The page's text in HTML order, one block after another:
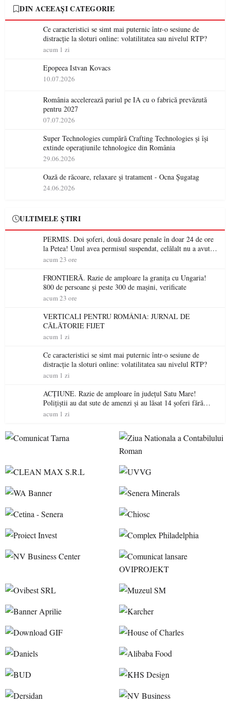
DIN ACEEAȘI CATEGORIE
Ce caracteristici se simt mai puternic într-o sesiune de
distracție la sloturi online: volatilitatea sau nivelul RTP?
acum 1 zi
Epopeea Istvan Kovacs
10.07.2026
România accelerează pariul pe IA cu o fabrică prevăzută
pentru 2027
07.07.2026
Super Technologies cumpără Crafting Technologies și își
extinde operațiunile tehnologice din România
29.06.2026
Oază de răcoare, relaxare și tratament - Ocna Șugatag
24.06.2026
ULTIMELE ȘTIRI
PERMIS. Doi șoferi, două dosare penale în doar 24 de ore
la Petea! Unul avea permisul suspendat, celălalt nu a avut
niciodată permis
acum 23 ore
FRONTIERĂ. Razie de amploare la granița cu Ungaria!
800 de persoane și peste 300 de mașini, verificate
acum 23 ore
VERTICALI PENTRU ROMÂNIA: JURNAL DE
CĂLĂTORIE FIJET
acum 1 zi
Ce caracteristici se simt mai puternic într-o sesiune de
distracție la sloturi online: volatilitatea sau nivelul RTP?
acum 1 zi
ACȚIUNE. Razie de amploare în județul Satu Mare!
Polițiștii au dat sute de amenzi și au lăsat 14 șoferi fără
permis într-o singură zi
acum 1 zi